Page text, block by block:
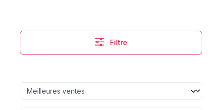
Filtre